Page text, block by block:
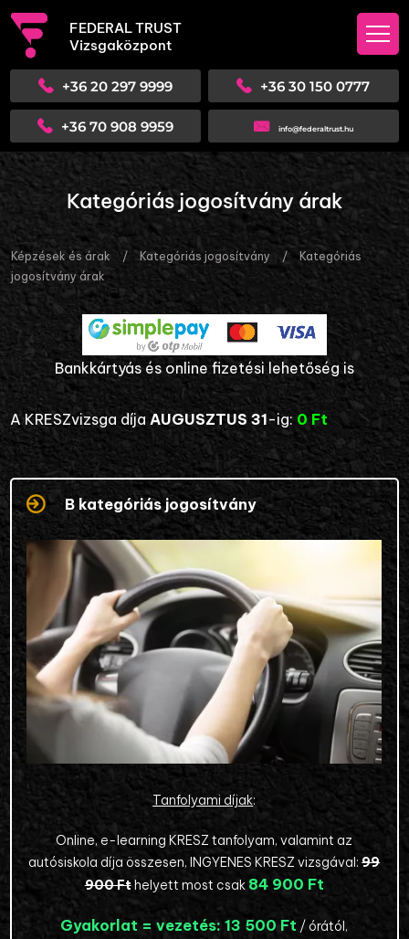
FEDERAL TRUST
Vizsgaközpont
+36 20 297 9999 +36 30 150 0777
+36 70 908 9959 info@federaltrust.hu
Kategóriás jogosítvány árak
Képzések és árak / Kategóriás jogosítvány /
Kategóriás
jogosítvány árak
Bankkártyás és online fizetési lehetőség is
A KRESZvizsga díjaAUGUSZTUS 31-ig: 0 Ft
B kategóriás jogosítvány
Tanfolyami díjak:
Online, e-learning KRESZ tanfolyam, valamint az
autósiskola díja összesen, INGYENES KRESZ vizsgával:99
900 Fthelyett most csak 84 900 Ft
Gyakorlat = vezetés:13 500 Ft / órától,